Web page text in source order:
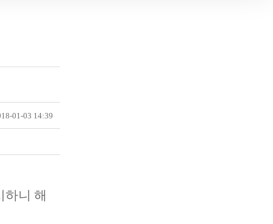
01-03 14:39
하니 해